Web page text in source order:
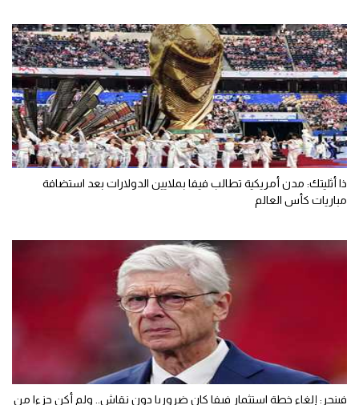
ذا أثليتك: مدن أمريكية تطالب فيفا بملايين الدولارات بعد استضافة
مباريات كأس العالم
فينجر: إلغاء خطة استثمار فيفا كان ضروريا دون نقاش.. ولم أكن جزءا من